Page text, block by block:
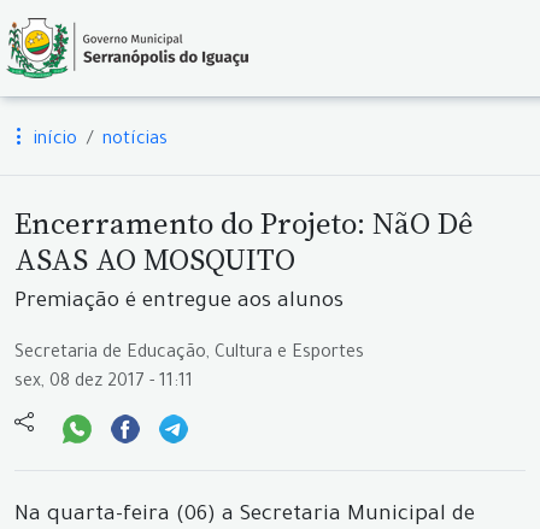
início notícias
Encerramento do Projeto: NãO Dê
ASAS AO MOSQUITO
Premiação é entregue aos alunos
Secretaria de Educação, Cultura e Esportes
sex, 08 dez 2017 - 11:11
Na quarta-feira (06) a Secretaria Municipal de